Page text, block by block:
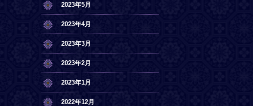
2023年5月
2023年4月
2023年3月
2023年2月
2023年1月
2022年12月